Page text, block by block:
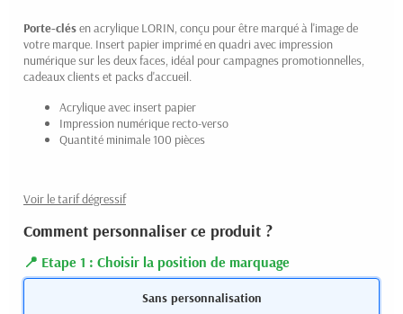
Porte-clésen acrylique LORIN, conçu pour être marqué à l'image de
votre marque. Insert papier imprimé en quadri avec impression
numérique sur les deux faces, idéal pour campagnes promotionnelles,
cadeaux clients et packs d'accueil.
Acrylique avec insert papier
Impression numérique recto-verso
Quantité minimale 100 pièces
Voir le tarif dégressif
Comment personnaliser ce produit ?
Etape 1 : Choisir la position de marquage
Sans personnalisation